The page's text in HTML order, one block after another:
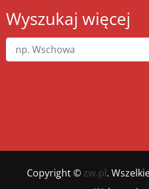
Wyszukaj więcej
Copyright © zw.pl.